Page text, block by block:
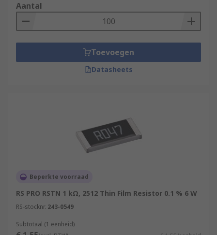
Aantal
Toevoegen
Datasheets
Beperkte voorraad
RS PRO RSTN 1 kΩ, 2512 Thin Film Resistor 0.1 % 6 W
RS-stocknr. 243-0549
Subtotaal (1 eenheid)